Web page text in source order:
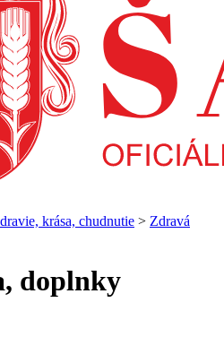
krása, chudnutie > Zdravá
doplnky